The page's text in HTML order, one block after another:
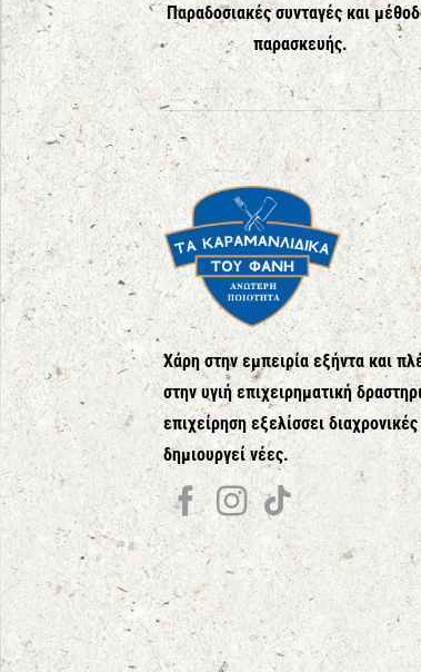
Παραδοσιακές συνταγές και
παρασκευής.
Χάρη στην εμπειρία εξήντα και
στην υγιή επιχειρηματική
επιχείρηση εξελίσσει
δημιουργεί νέες.